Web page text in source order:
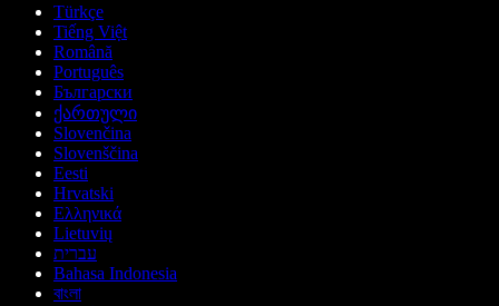
Türkçe
Tiếng Việt
Română
Português
Български
ქართული
Slovenčina
Slovenščina
Eesti
Hrvatski
Ελληνικά
Lietuvių
עברית
Bahasa Indonesia
বাংলা